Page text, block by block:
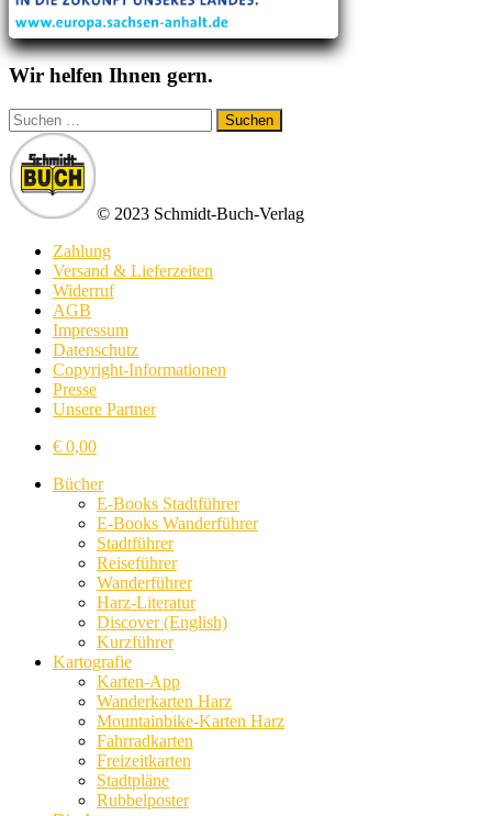
Wir helfen Ihnen gern.
Suchen
nach:
© 2023 Schmidt-Buch-Verlag
Zahlung
Versand & Lieferzeiten
Widerruf
AGB
Impressum
Datenschutz
Copyright-Informationen
Presse
Unsere Partner
€ 0,00
Bücher
E-Books Stadtführer
E-Books Wanderführer
Stadtführer
Reiseführer
Wanderführer
Harz-Literatur
Discover (English)
Kurzführer
Kartografie
Karten-App
Wanderkarten Harz
Mountainbike-Karten Harz
Fahrradkarten
Freizeitkarten
Stadtpläne
Rubbelposter